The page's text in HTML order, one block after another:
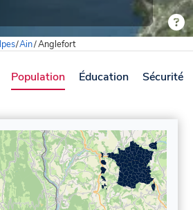
/Ain/Anglefort
Population Éducation Sécurité